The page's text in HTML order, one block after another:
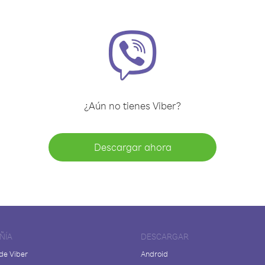
¿Aún no tienes Viber?
Descargar ahora
Viber
DESCARGAR
Android